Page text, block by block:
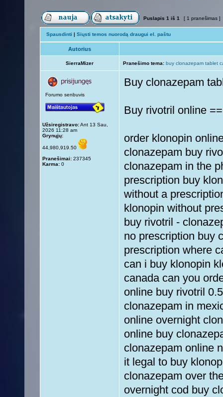
Puslapis 1 iš 1 [ 1 pranešimas ]
Spausdinti | Siųsti temos nuorodą draugui el. paštu
Autorius
SierraMizer Pranešimo tema: buy clonazepam tablet
Forumo senbuvis
Užsiregistravo:Ant 13 Sau,
2026 11:28 am
Grynųjų:
44,980,919.50
Pranešimai: 237345
Karma: 0
Buy clonazepam
Buy rivotril online
order klonopin
clonazepam buy
clonazepam in the
prescription buy
without a
klonopin without
buy rivotril -
no prescription buy
prescription where
can i buy klonopin
canada can you
online buy rivotril
clonazepam in
online overnight
online buy
clonazepam online
it legal to buy
clonazepam over
overnight cod buy